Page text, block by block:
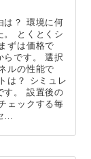
は？ 環境に何
。 とくとくシ
ずは価格で
らです。 選択
ルの性能で
は？ シミュレ
す。 設置後の
ェックする毎
…